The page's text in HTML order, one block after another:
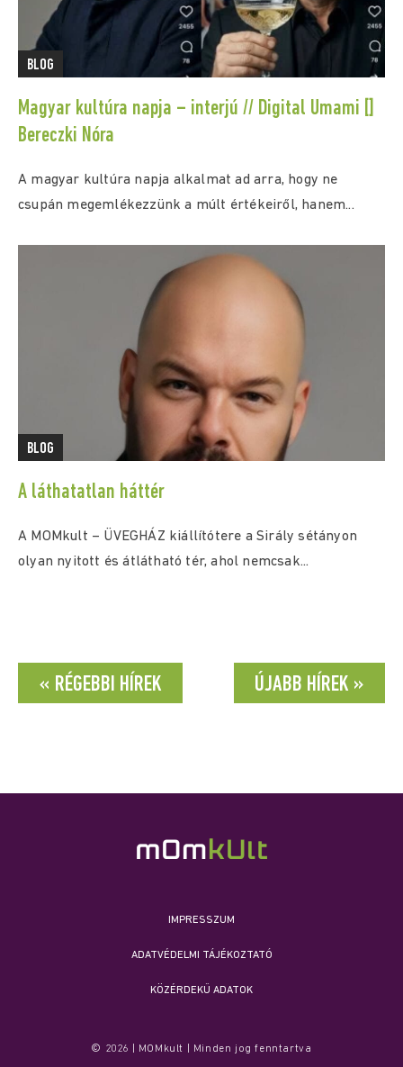
BLOG
Magyar kultúra napja – interjú // Digital Umami []
Bereczki Nóra
A magyar kultúra napja alkalmat ad arra, hogy ne
csupán megemlékezzünk a múlt értékeiről, hanem...
BLOG
A láthatatlan háttér
A MOMkult – ÜVEGHÁZ kiállítótere a Sirály sétányon
olyan nyitott és átlátható tér, ahol nemcsak...
« RÉGEBBI HÍREK ÚJABB HÍREK »
IMPRESSZUM
ADATVÉDELMI TÁJÉKOZTATÓ
KÖZÉRDEKŰ ADATOK
© 2026 | MOMkult | Minden jog fenntartva